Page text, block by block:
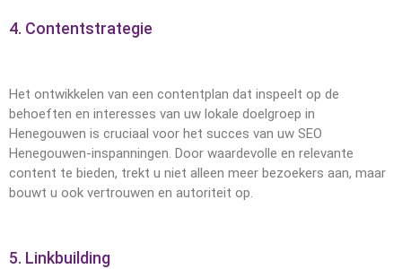
4. Contentstrategie
Het ontwikkelen van een contentplan dat inspeelt op de
behoeften en interesses van uw lokale doelgroep in
Henegouwen is cruciaal voor het succes van uw SEO
Henegouwen-inspanningen. Door waardevolle en relevante
content te bieden, trekt u niet alleen meer bezoekers aan, maar
bouwt u ook vertrouwen en autoriteit op.
5. Linkbuilding